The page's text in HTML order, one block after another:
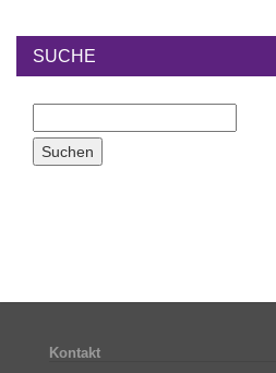
SUCHE
Kontakt